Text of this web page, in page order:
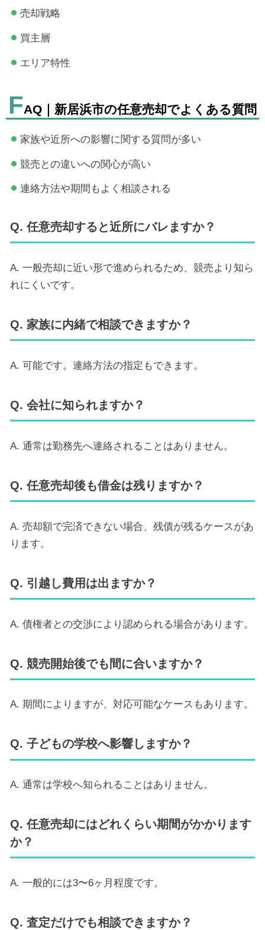
売却戦略
買主層
エリア特性
FAQ｜新居浜市の任意売却でよくある質問
家族や近所への影響に関する質問が多い
競売との違いへの関心が高い
連絡方法や期間もよく相談される
Q. 任意売却すると近所にバレますか？
A. 一般売却に近い形で進められるため、競売より知ら
れにくいです。
Q. 家族に内緒で相談できますか？
A. 可能です。連絡方法の指定もできます。
Q. 会社に知られますか？
A. 通常は勤務先へ連絡されることはありません。
Q. 任意売却後も借金は残りますか？
A. 売却額で完済できない場合、残債が残るケースがあ
ります。
Q. 引越し費用は出ますか？
A. 債権者との交渉により認められる場合があります。
Q. 競売開始後でも間に合いますか？
A. 期間によりますが、対応可能なケースもあります。
Q. 子どもの学校へ影響しますか？
A. 通常は学校へ知られることはありません。
Q. 任意売却にはどれくらい期間がかかります
か？
A. 一般的には3〜6ヶ月程度です。
Q. 査定だけでも相談できますか？